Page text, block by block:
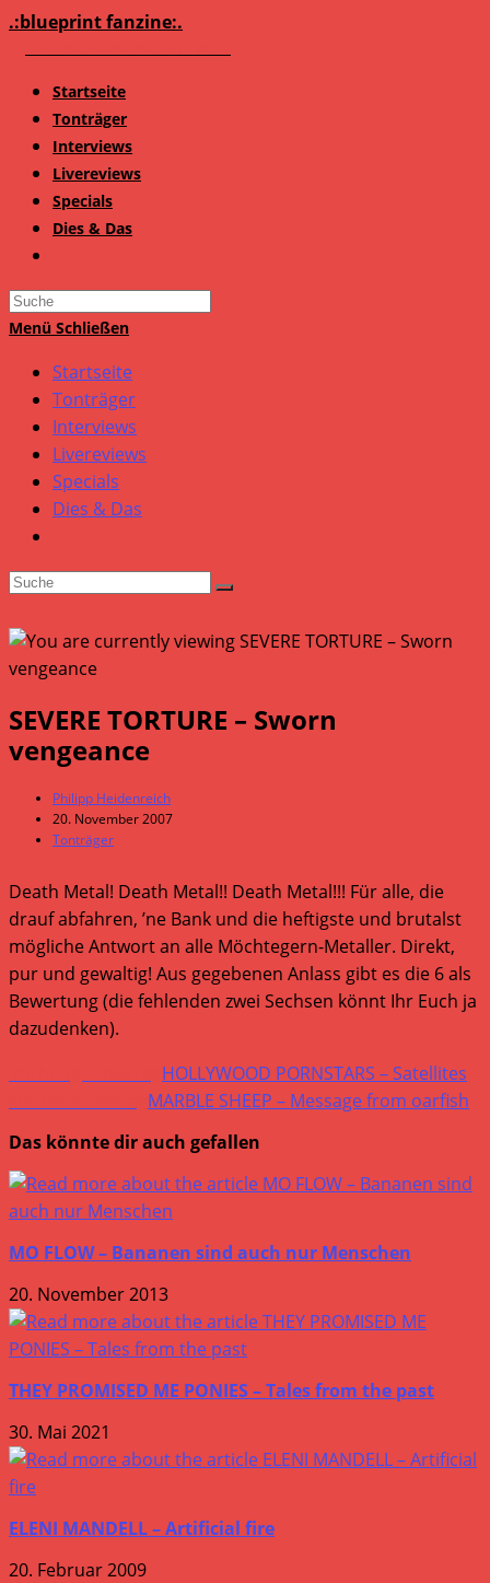
Zum
.:blueprint fanzine:.
Startseite
Tonträger
Interviews
Livereviews
Specials
Dies & Das
Search
this
Menü Schließen
Startseite
Tonträger
Interviews
Livereviews
Specials
Dies & Das
SEVERE TORTURE – Sworn
vengeance
Beitrags-
Autor:
Philipp Heidenreich
Beitrag
veröffentlicht:
20. November 2007
Beitrags-
Tonträger
Death Metal! Death Metal!! Death Metal!!! Für alle, die
drauf abfahren, ’ne Bank und die heftigste und brutalst
mögliche Antwort an alle Möchtegern-Metaller. Direkt,
pur und gewaltig! Aus gegebenen Anlass gibt es die 6 als
Bewertung (die fehlenden zwei Sechsen könnt Ihr Euch ja
dazudenken).
Weitere
Artikel
ansehen
HOLLYWOOD PORNSTARS – Satellites
MARBLE SHEEP – Message from oarfish
Das könnte dir auch gefallen
MO FLOW – Bananen sind auch nur Menschen
20. November 2013
THEY PROMISED ME PONIES – Tales from the past
30. Mai 2021
ELENI MANDELL – Artificial fire
20. Februar 2009